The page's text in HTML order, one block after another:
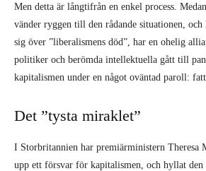
Men detta är långtifrån en enkel process.
vänder ryggen till den rådande situationen,
sig över ”liberalismens död”, har en ohelig
politiker och berömda intellektuella gått till
kapitalismen under en något oväntad paroll:
Det ”tysta miraklet”
I Storbritannien har premiärministern Theresa
upp ett försvar för kapitalismen, och hyllat den